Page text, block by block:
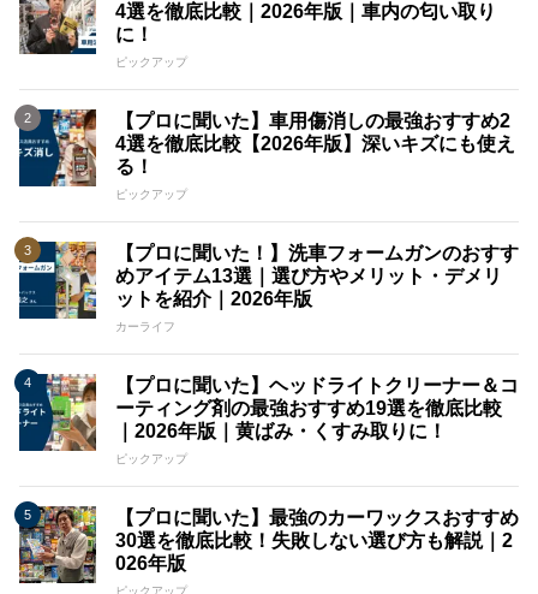
4選を徹底比較｜2026年版｜車内の匂い取り
に！
ピックアップ
【プロに聞いた】車用傷消しの最強おすすめ2
4選を徹底比較【2026年版】深いキズにも使え
る！
ピックアップ
【プロに聞いた！】洗車フォームガンのおすす
めアイテム13選｜選び方やメリット・デメリ
ットを紹介｜2026年版
カーライフ
【プロに聞いた】ヘッドライトクリーナー＆コ
ーティング剤の最強おすすめ19選を徹底比較
｜2026年版｜黄ばみ・くすみ取りに！
ピックアップ
【プロに聞いた】最強のカーワックスおすすめ
30選を徹底比較！失敗しない選び方も解説｜2
026年版
ピックアップ